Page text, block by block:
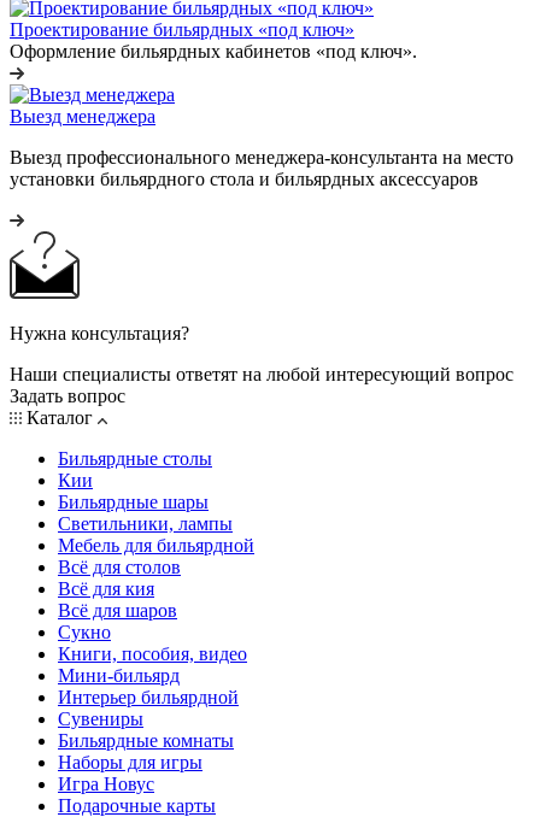
Проектирование бильярдных «под ключ»
Оформление бильярдных кабинетов «под ключ».
Выезд менеджера
Выезд профессионального менеджера-консультанта на место
установки бильярдного стола и бильярдных аксессуаров
Нужна консультация?
Наши специалисты ответят на любой интересующий вопрос
Задать вопрос
Каталог
Бильярдные столы
Кии
Бильярдные шары
Светильники, лампы
Мебель для бильярдной
Всё для столов
Всё для кия
Всё для шаров
Сукно
Книги, пособия, видео
Мини-бильярд
Интерьер бильярдной
Сувениры
Бильярдные комнаты
Наборы для игры
Игра Новус
Подарочные карты